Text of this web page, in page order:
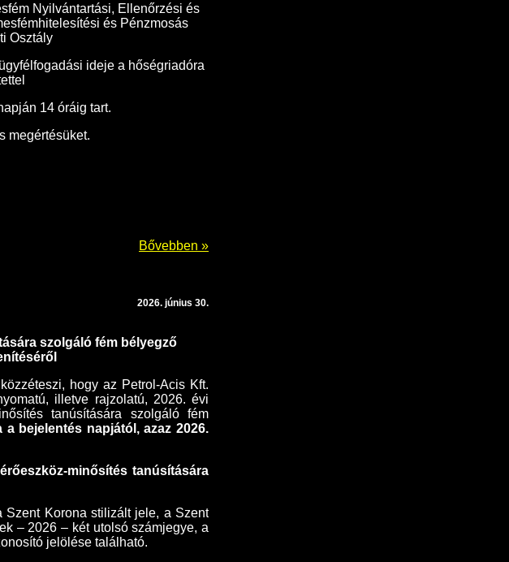
Nyilvántartási, Ellenőrzési és
és Pénzmosás
Osztály
ideje a hőségriadóra
14 óráig tart.
megértésüket.
Bővebben »
2026. június 30.
szolgáló fém bélyegző
hogy az Petrol-Acis Kft.
illetve rajzolatú, 2026. évi
tanúsítására szolgáló fém
a bejelentés napjától, azaz 2026.
minősítés tanúsítására
Szent Korona stilizált jele, a Szent
– 2026 – két utolsó számjegye, a
jelölése található.